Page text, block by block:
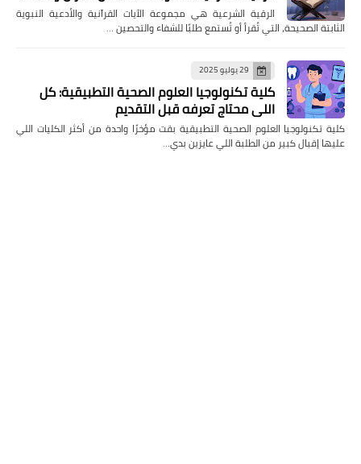
الرقية الشرعية هي مجموعة الآيات القرآنية والأدعية النبوية
الثابتة الصحيحة، التي تُقرأ أو تُستمع طلبًا للشفاء والتحصين …
29 يوليو 2025
كلية تكنولوجيا العلوم الصحية التطبيقية: كل
اللي محتاج تعرفه قبل التقديم
كلية تكنولوجيا العلوم الصحية التطبيقية بقت مؤخرًا واحدة من أكثر الكليات اللي
عليها إقبال كبير من الطلبة اللي عايزين بدي…